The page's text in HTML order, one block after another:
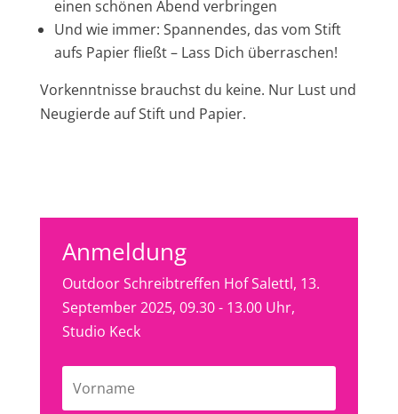
einen schönen Abend verbringen
Und wie immer: Spannendes, das vom Stift
aufs Papier fließt – Lass Dich überraschen!
Vorkenntnisse brauchst du keine. Nur Lust und
Neugierde auf Stift und Papier.
Anmeldung
Outdoor Schreibtreffen Hof Salettl, 13.
September 2025, 09.30 - 13.00 Uhr,
Studio Keck